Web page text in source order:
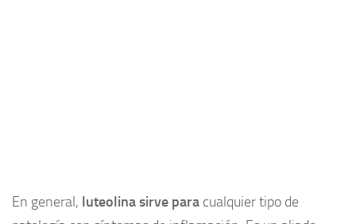
En general, luteolina sirve para cualquier tipo de